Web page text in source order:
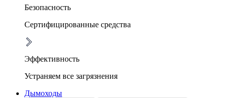
Безопасность
Сертифицированные средства
Эффективность
Устраняем все загрязнения
Дымоходы